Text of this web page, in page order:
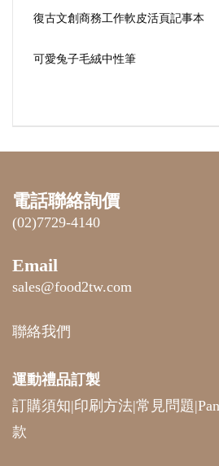
復古文創商務工作軟皮活頁記事本
可愛兔子毛絨中性筆
電話聯絡詢價
(02)7729-4140
Email
sales@food2tw.com
聯絡我們
運動禮品訂製
訂購須知|印刷方法|常見問題|
款